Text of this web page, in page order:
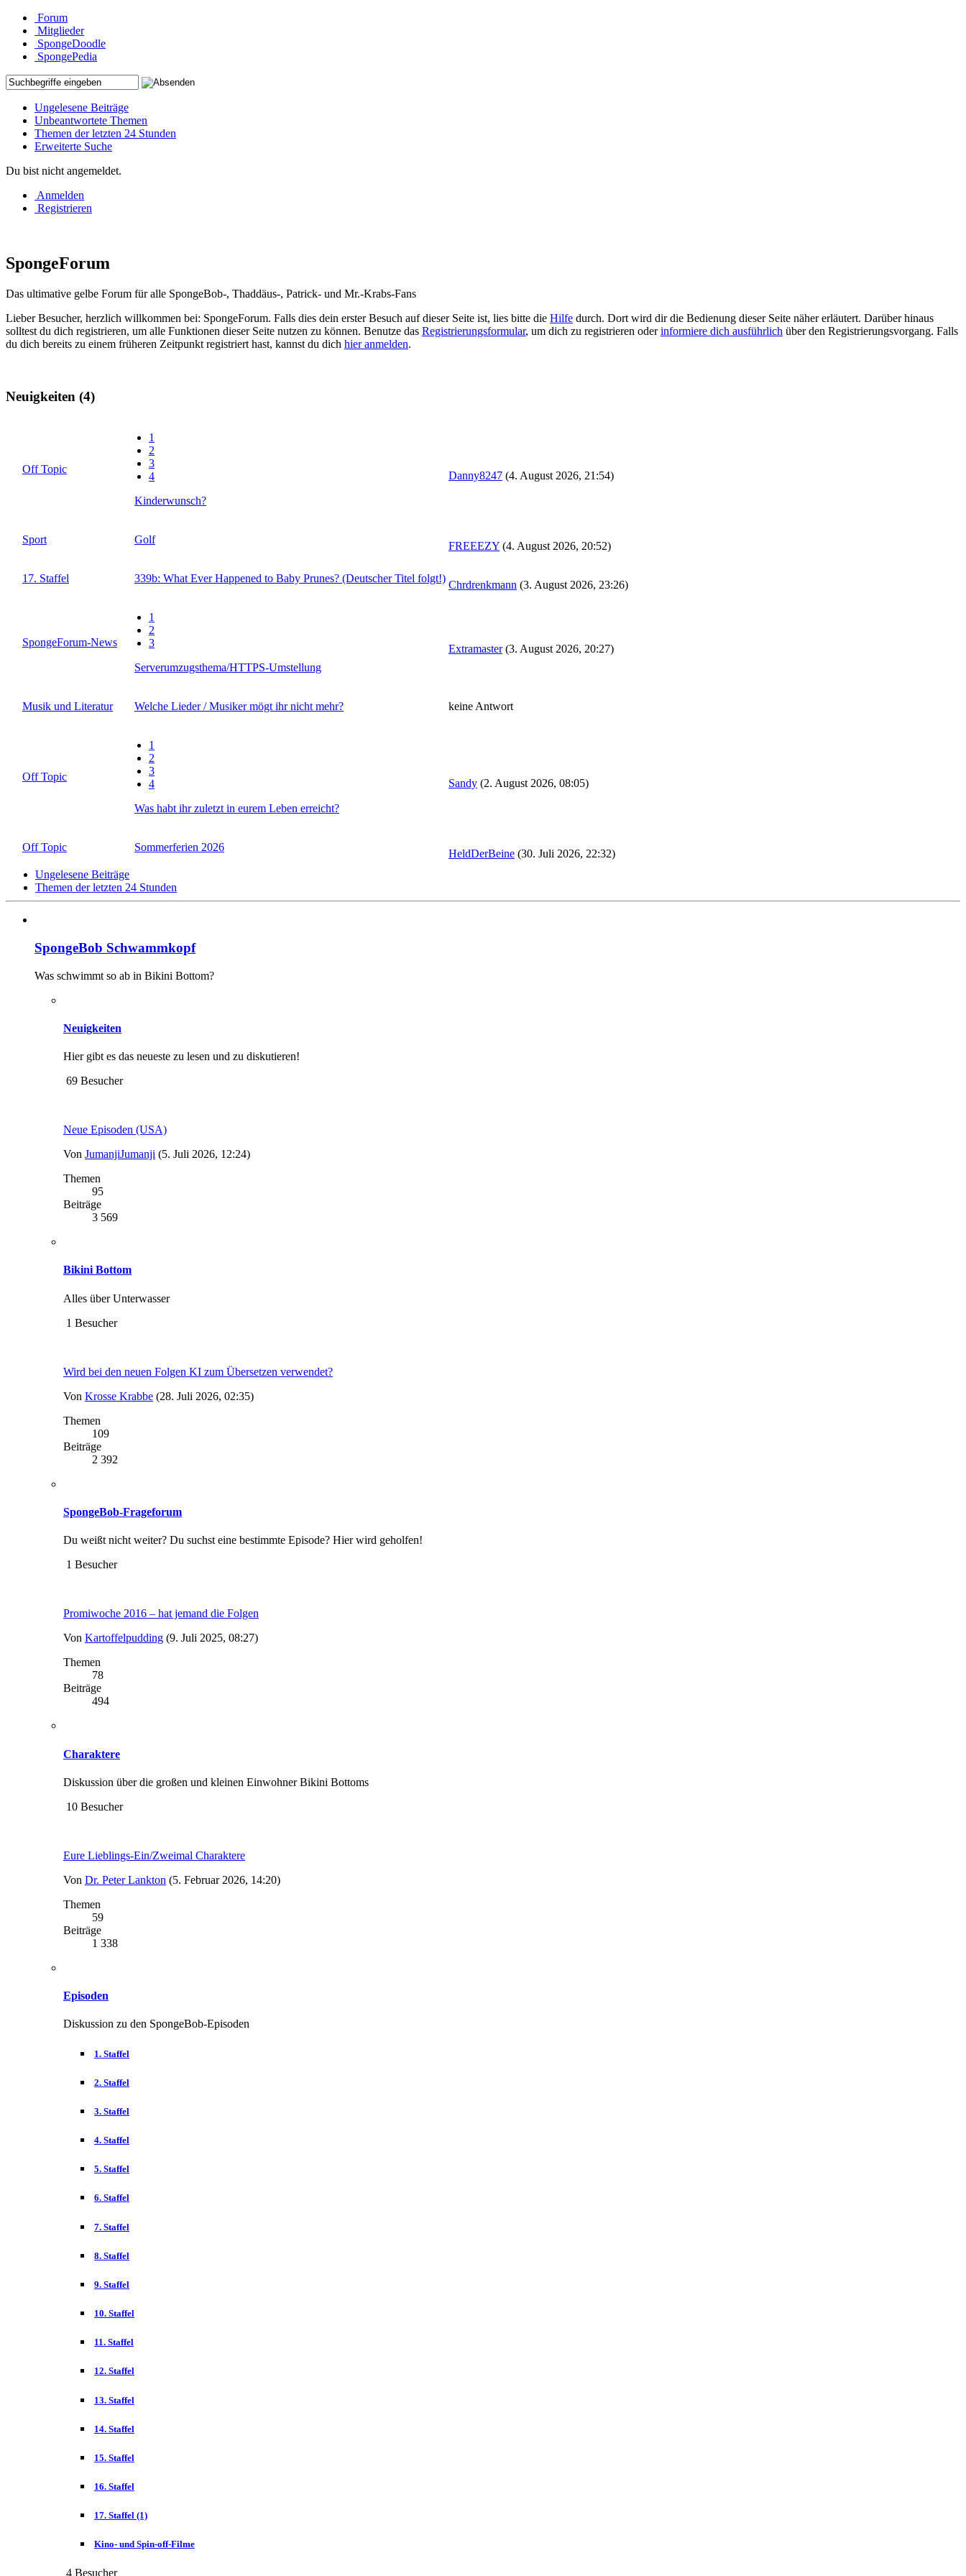
Forum
Mitglieder
SpongeDoodle
SpongePedia
Ungelesene Beiträge
Unbeantwortete Themen
Themen der letzten 24 Stunden
Erweiterte Suche
Du bist nicht angemeldet.
Anmelden
Registrieren
SpongeForum
Das ultimative gelbe Forum für alle SpongeBob-, Thaddäus-, Patrick- und Mr.-Krabs-Fans
Lieber Besucher, herzlich willkommen bei: SpongeForum. Falls dies dein erster Besuch auf dieser Seite ist, lies bitte die Hilfe durch. Dort wird dir die Bedienung dieser Seite näher erläutert. Darüber hinaus
solltest du dich registrieren, um alle Funktionen dieser Seite nutzen zu können. Benutze das Registrierungsformular, um dich zu registrieren oderinformiere dich ausführlich über den Registrierungsvorgang. Falls
du dich bereits zu einem früheren Zeitpunkt registriert hast, kannst du dich hier anmelden.
Neuigkeiten (4)
Off Topic
1
2
3
4
Kinderwunsch?
Danny8247 (4. August 2026, 21:54)
Sport Golf
FREEEZY (4. August 2026, 20:52)
17. Staffel 339b: What Ever Happened to Baby Prunes? (Deutscher Titel folgt!)
Chrdrenkmann (3. August 2026, 23:26)
SpongeForum-News
1
2
3
Serverumzugsthema/HTTPS-Umstellung
Extramaster (3. August 2026, 20:27)
Musik und Literatur Welche Lieder / Musiker mögt ihr nicht mehr? keine Antwort
Off Topic
1
2
3
4
Was habt ihr zuletzt in eurem Leben erreicht?
Sandy (2. August 2026, 08:05)
Off Topic Sommerferien 2026
HeldDerBeine (30. Juli 2026, 22:32)
Ungelesene Beiträge
Themen der letzten 24 Stunden
SpongeBob Schwammkopf
Was schwimmt so ab in Bikini Bottom?
Neuigkeiten
Hier gibt es das neueste zu lesen und zu diskutieren!
69 Besucher
Neue Episoden (USA)
Von JumanjiJumanji (5. Juli 2026, 12:24)
Themen
95
Beiträge
3 569
Bikini Bottom
Alles über Unterwasser
1 Besucher
Wird bei den neuen Folgen KI zum Übersetzen verwendet?
Von Krosse Krabbe (28. Juli 2026, 02:35)
Themen
109
Beiträge
2 392
SpongeBob-Frageforum
Du weißt nicht weiter? Du suchst eine bestimmte Episode? Hier wird geholfen!
1 Besucher
Promiwoche 2016 – hat jemand die Folgen
Von Kartoffelpudding (9. Juli 2025, 08:27)
Themen
78
Beiträge
494
Charaktere
Diskussion über die großen und kleinen Einwohner Bikini Bottoms
10 Besucher
Eure Lieblings-Ein/Zweimal Charaktere
Von Dr. Peter Lankton (5. Februar 2026, 14:20)
Themen
59
Beiträge
1 338
Episoden
Diskussion zu den SpongeBob-Episoden
1. Staffel
2. Staffel
3. Staffel
4. Staffel
5. Staffel
6. Staffel
7. Staffel
8. Staffel
9. Staffel
10. Staffel
11. Staffel
12. Staffel
13. Staffel
14. Staffel
15. Staffel
16. Staffel
17. Staffel (1)
Kino- und Spin-off-Filme
4 Besucher